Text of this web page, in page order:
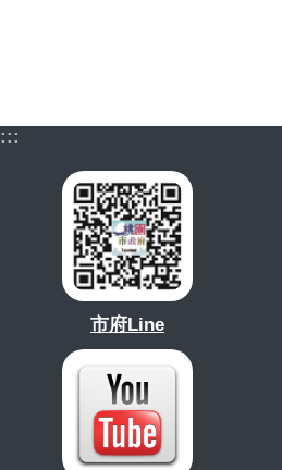
:::
市府Line